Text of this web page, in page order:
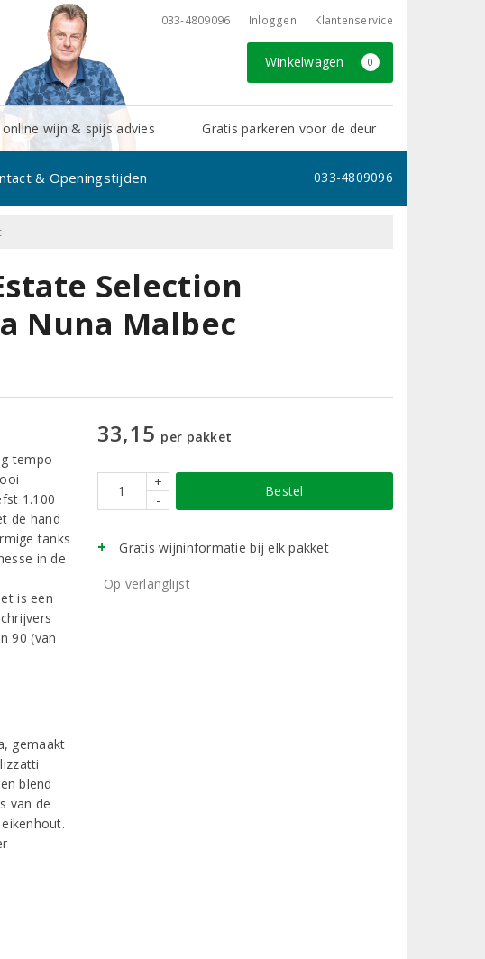
033-4809096 Inloggen Klantenservice
Winkelwagen 0
wijn & spijs advies Gratis parkeren voor de deur
& Openingstijden 033-4809096
Selection
Nuna Malbec
tempo
1.100
de hand
tanks
in de
is een
90 (van
gemaakt
blend
van de
33,15 per pakket
+
-
Bestel
Gratis wijninformatie bij elk pakket
Op verlanglijst